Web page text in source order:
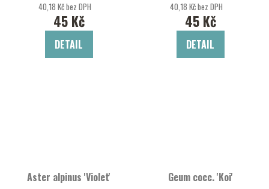
40,18 Kč bez DPH
45 Kč
DETAIL
40,18 Kč bez DPH
45 Kč
DETAIL
Aster alpinus 'Violet' Geum cocc. 'Koi'